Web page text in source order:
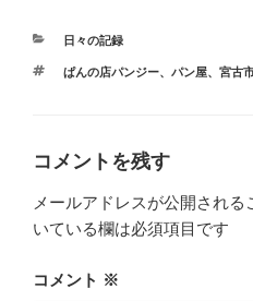
カ
ゴ
日々の記録
タ
ぱんの店パンジー、 パン屋、 宮古
コメントを残す
メールアドレスが公開される
いている欄は必須項目です
コメント ※